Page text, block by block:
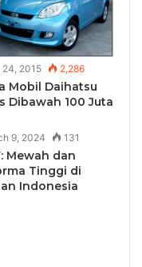
24, 2015 2,286
Mobil Daihatsu
Dibawah 100 Juta
9, 2024 131
Mewah dan
Tinggi di
Indonesia